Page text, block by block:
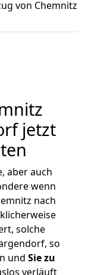
von Chemnitz
jetzt
aber auch
wenn
nach
solche
so
und Sie zu
verläuft